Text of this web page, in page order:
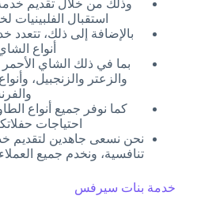
وذلك من خلال تقديم
استقبال الفلبينيات
بالإضافة إلى ذلك، تتعدد
أنواع
بما في ذلك الشاي الأحمر
والزعتر والزنجبيل،
كما نوفر جميع أنواع
احتياجات
نحن نسعى جاهدين لتقديم
تنافسية، ونخدم جميع
خدمة بنات سيرفس